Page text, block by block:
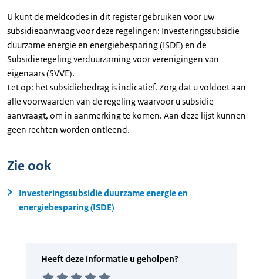
U kunt de meldcodes in dit register gebruiken voor uw
subsidieaanvraag voor deze regelingen: Investeringssubsidie
duurzame energie en energiebesparing (ISDE) en de
Subsidieregeling verduurzaming voor verenigingen van
eigenaars (SVVE).
Let op: het subsidiebedrag is indicatief. Zorg dat u voldoet aan
alle voorwaarden van de regeling waarvoor u subsidie
aanvraagt, om in aanmerking te komen. Aan deze lijst kunnen
geen rechten worden ontleend.
Zie ook
Investeringssubsidie duurzame energie en
energiebesparing (ISDE)